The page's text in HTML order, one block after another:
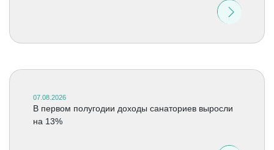
07.08.2026
В первом полугодии доходы санаториев выросли
на 13%